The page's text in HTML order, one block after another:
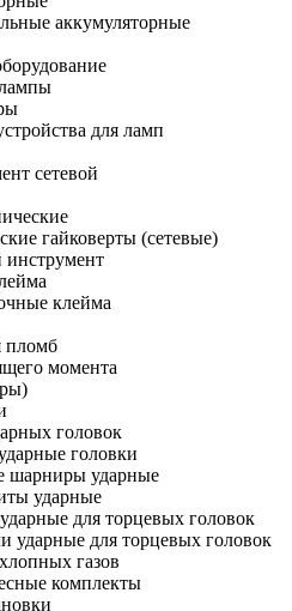
аккумуляторные
для ламп
сетевой
гайковерты (сетевые)
клейма
пломб
момента
головок
головки
шарниры ударные
ударные
для торцевых головок
ударные для торцевых головок
газов
комплекты